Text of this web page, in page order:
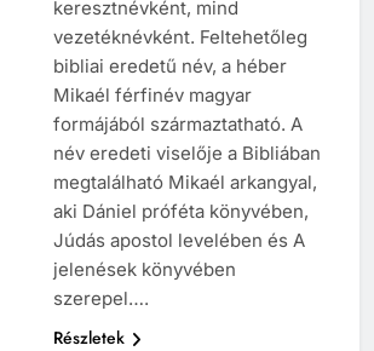
keresztnévként, mind
vezetéknévként. Feltehetőleg
bibliai eredetű név, a héber
Mikaél férfinév magyar
formájából származtatható. A
név eredeti viselője a Bibliában
megtalálható Mikaél arkangyal,
aki Dániel próféta könyvében,
Júdás apostol levelében és A
jelenések könyvében
szerepel….
Részletek